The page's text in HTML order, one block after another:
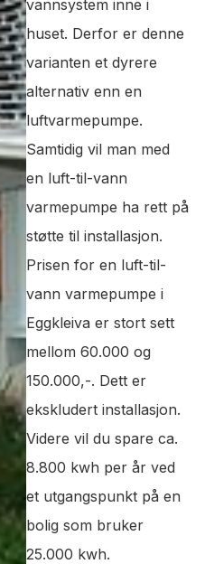
vannsystem inne i
huset. Derfor er denne
varianten et dyrere
alternativ enn en
luftvarmepumpe.
Samtidig vil man med
en luft-til-vann
varmepumpe ha rett på
støtte til installasjon.
Prisen for en luft-til-
vann varmepumpe i
Eggkleiva er stort sett
mellom 60.000 og
150.000,-. Dett er
ekskludert installasjon.
Videre vil du spare ca.
8.800 kwh per år ved
et utgangspunkt på en
bolig som bruker
25.000 kwh.